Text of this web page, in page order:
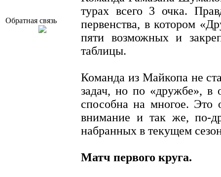
Обратная связь
турах всего 3 очка.
первенства, в котором
пяти возможных и
таблицы.
Команда из Майкопа не
задач, но по «дружбе», в
способна на многое. Это
внимание и так же, по-
набранных в текущем
Матч первого круга.